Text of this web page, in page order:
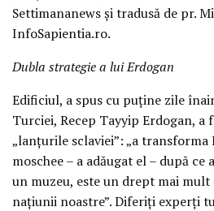
Settimananews și tradusă de pr.
InfoSapientia.ro.
Dubla strategie a lui Erdogan
Edificiul, a spus cu puține zile
Turciei, Recep Tayyip Erdogan,
„lanțurile sclaviei”: „a
moschee – a adăugat el – după
un muzeu, este un drept mai
națiunii noastre”. Diferiți experți